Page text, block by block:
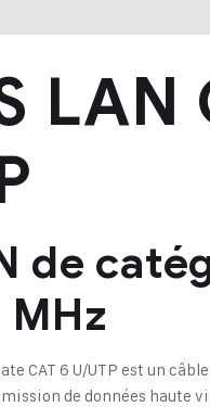
LAN
de
CAT 6 U/UTP est un
de données haute